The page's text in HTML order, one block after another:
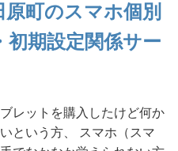
町のスマホ個別
初期設定関係サー
レットを購入したけど何か
という方、 スマホ（スマ